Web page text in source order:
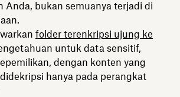
Anda, bukan semuanya terjadi di
folder terenkripsi ujung ke
untuk data sensitif,
dengan konten yang
hanya pada perangkat